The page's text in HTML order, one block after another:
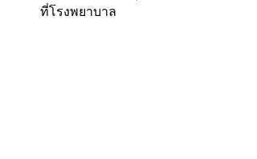
ที่โรงพยาบาล